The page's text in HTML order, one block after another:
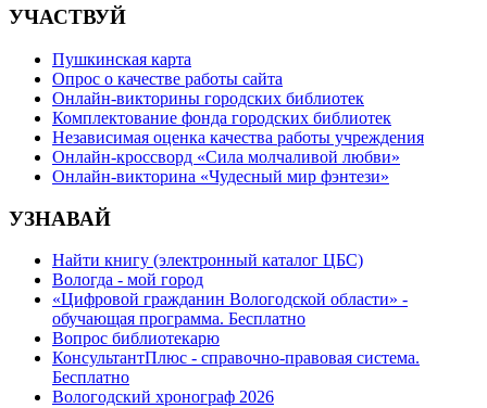
УЧАСТВУЙ
Пушкинская карта
Опрос о качестве работы сайта
Онлайн-викторины городских библиотек
Комплектование фонда городских библиотек
Независимая оценка качества работы учреждения
Онлайн-кроссворд «Сила молчаливой любви»
Онлайн-викторина «Чудесный мир фэнтези»
УЗНАВАЙ
Найти книгу (электронный каталог ЦБС)
Вологда - мой город
«Цифровой гражданин Вологодской области» -
обучающая программа. Бесплатно
Вопрос библиотекарю
КонсультантПлюс - справочно-правовая система.
Бесплатно
Вологодский хронограф 2026